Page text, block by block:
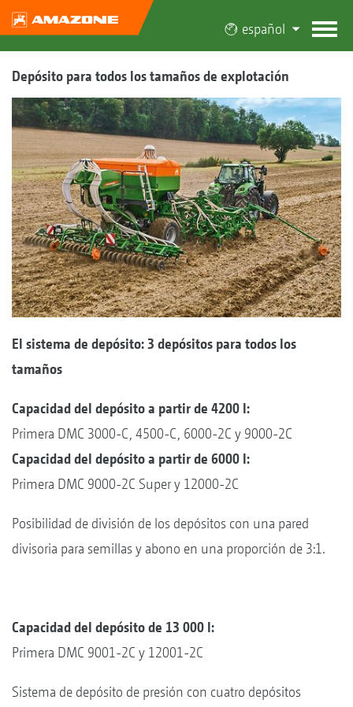
español
Depósito para todos los tamaños de explotación
El sistema de depósito: 3 depósitos para todos los
tamaños
Capacidad del depósito a partir de 4200 l:
Primera DMC 3000-C, 4500-C, 6000-2C y 9000-2C
Capacidad del depósito a partir de 6000 l:
Primera DMC 9000-2C Super y 12000-2C
Posibilidad de división de los depósitos con una pared
divisoria para semillas y abono en una proporción de 3:1.
Capacidad del depósito de 13 000 l:
Primera DMC 9001-2C y 12001-2C
Sistema de depósito de presión con cuatro depósitos